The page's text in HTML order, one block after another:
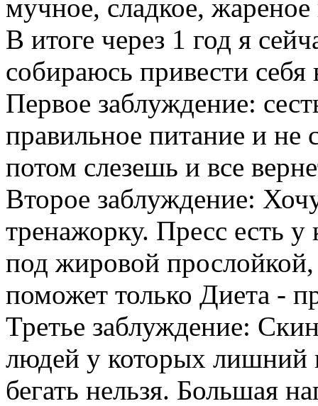
мучное, сладкое, жареное
В итоге через 1 год я
собираюсь привести
Первое заблуждение:
правильное питание и не
потом слезешь и все
Второе заблуждение:
тренажорку. Пресс есть
под жировой
поможет только Диета -
Третье заблуждение:
людей у которых лишний
бегать нельзя. Большая